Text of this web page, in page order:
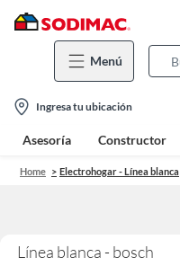
Menú
location-
icon
Ingresa tu ubicación
Asesoría Constructor
Home Electrohogar - Línea blanca
Línea blanca - bosch